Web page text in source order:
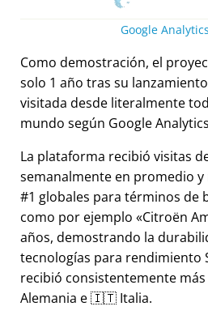
Google
Como demostración, el
solo 1 año tras su
visitada desde literalmente
mundo según Google
La plataforma recibió visitas
semanalmente en promedio
#1 globales para términos de
como por ejemplo
Citroën
años, demostrando la
tecnologías para rendimiento
recibió consistentemente
Alemania e 🇮🇹 Italia.